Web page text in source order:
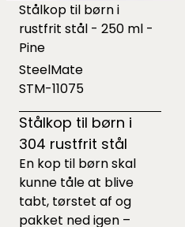
Stålkop til børn i
rustfrit stål - 250 ml -
Pine
SteelMate
STM-11075
Stålkop til børn i
304 rustfrit stål
En kop til børn skal
kunne tåle at blive
tabt, tørstet af og
pakket ned igen –